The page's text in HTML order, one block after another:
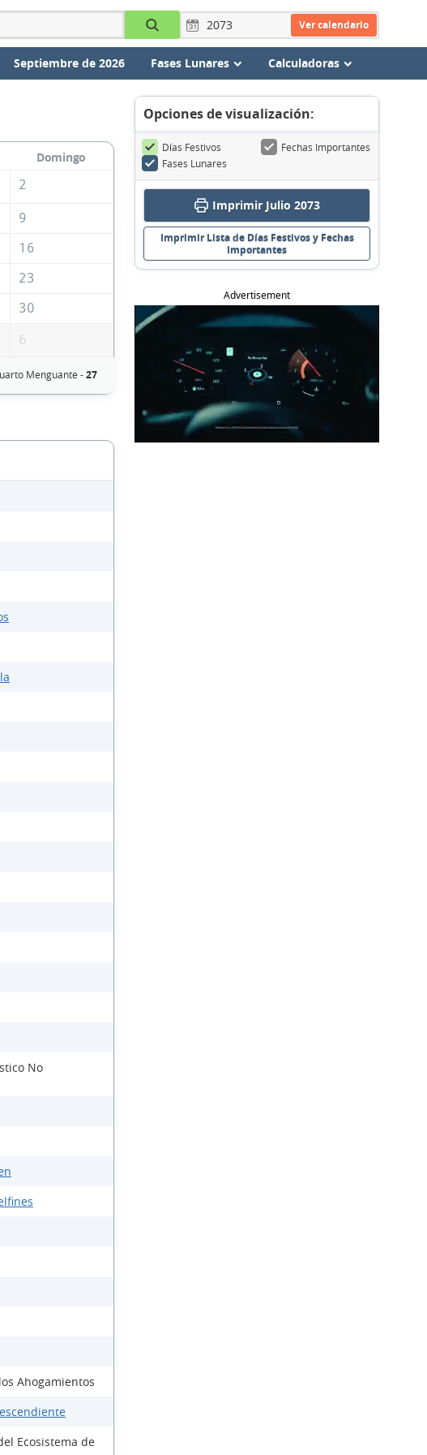
Ver calendario
Septiembre de 2026 Fases Lunares Calculadoras
Domingo
2
9
16
23
30
6
Menguante -27
No
Ahogamientos
Ecosistema de
Opciones de visualización:
Días Festivos
Fechas Importantes
Fases Lunares
Imprimir Julio 2073
Imprimir Lista de Días Festivos y Fechas
Importantes
Advertisement